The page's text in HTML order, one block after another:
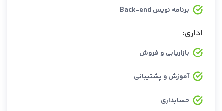
برنامه نویس Back-end
اداری:
بازاریابی و فروش
آموزش و پشتیبانی
حسابداری